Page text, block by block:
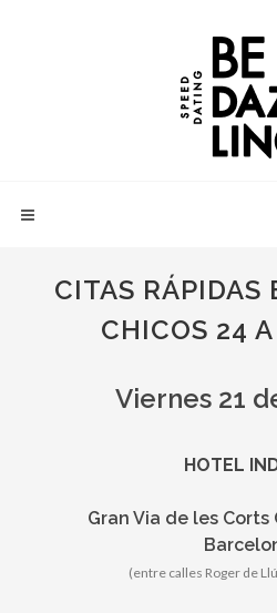
CITAS RÁPIDAS
CHICOS 24
Viernes 21
HOTEL
Gran Via de les Corts
(entre calles Roger de